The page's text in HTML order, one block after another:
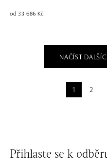
od 33 686 Kč
NAČÍST
1 2
Přihlaste se k